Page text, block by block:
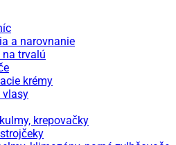
a narovnanie
na trvalú
krémy
vlasy
krepovačky